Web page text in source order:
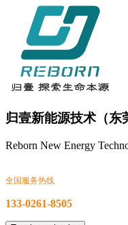
归壹新能源技术（东
Reborn New Energy
全国服务热线
133-0261-8505